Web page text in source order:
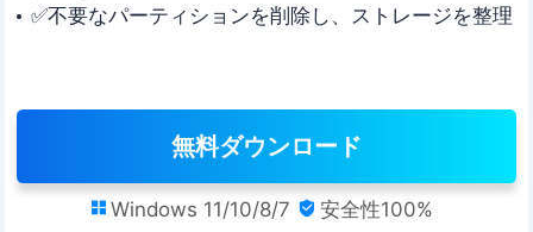
✅不要なパーティションを削除し、ストレージを整理
無料ダウンロード
 Windows 11/10/8/7  安全性100%